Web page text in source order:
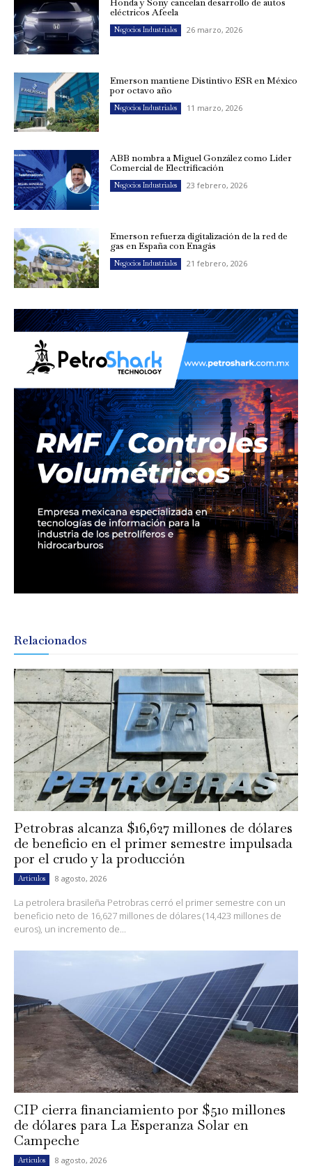
eléctricos Afeela
Negocios Industriales 26 marzo, 2026
Emerson mantiene Distintivo ESR en México
por octavo año
Negocios Industriales 11 marzo, 2026
ABB nombra a Miguel González como Líder
Comercial de Electrificación
Negocios Industriales 23 febrero, 2026
Emerson refuerza digitalización de la red de
gas en España con Enagás
Negocios Industriales 21 febrero, 2026
Relacionados
Petrobras alcanza $16,627 millones de dólares
de beneficio en el primer semestre impulsada
por el crudo y la producción
Artículos 8 agosto, 2026
La petrolera brasileña Petrobras cerró el primer semestre con un
beneficio neto de 16,627 millones de dólares (14,423 millones de
euros), un incremento de...
CIP cierra financiamiento por $510 millones
de dólares para La Esperanza Solar en
Campeche
Artículos 8 agosto, 2026